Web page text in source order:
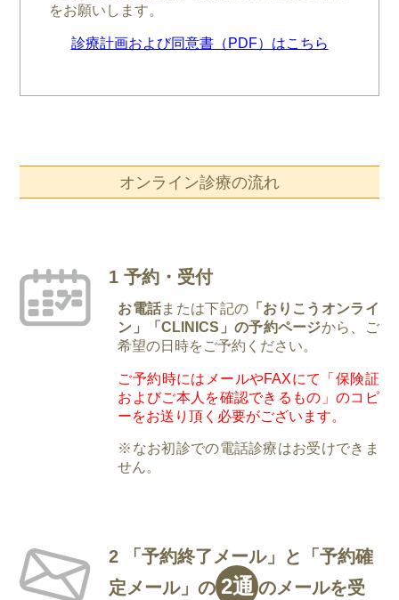
をお願いします。
診療計画および同意書（PDF）はこちら
オンライン診療の流れ
1 予約・受付
お電話または下記の 「おりこうオンライ
ン」「CLINICS」の予約ページから、ご
希望の日時をご予約ください。
ご予約時にはメールやFAXにて「保険証
およびご本人を確認できるもの」のコピ
ーをお送り頂く必要がございます。
※なお初診での電話診療はお受けできま
せん。
2 「予約終了メール」と「予約確
定メール」の 2通 のメールを受